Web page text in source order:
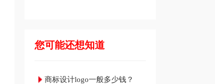
您可能还想知道
商标设计logo一般多少钱？